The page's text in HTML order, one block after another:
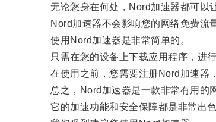
无论您身在何处，Nord加速器都可以让
Nord加速器不会影响您的网络免费流量
使用Nord加速器是非常简单的。
只需在您的设备上下载应用程序，进行
在使用之前，您需要注册Nord加速器，
总之，Nord加速器是一款非常有用的网
它的加速功能和安全保障都是非常出色